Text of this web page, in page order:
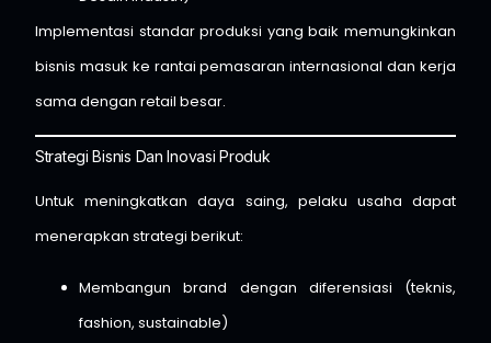
Implementasi standar produksi yang baik memungkinkan
bisnis masuk ke rantai pemasaran internasional dan kerja
sama dengan retail besar.
Strategi Bisnis Dan Inovasi Produk
Untuk meningkatkan daya saing, pelaku usaha dapat
menerapkan strategi berikut:
Membangun brand dengan diferensiasi (teknis,
fashion, sustainable)